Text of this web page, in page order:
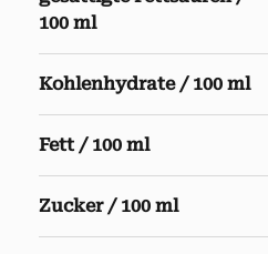
100 ml
Kohlenhydrate / 100 ml
Fett / 100 ml
Zucker / 100 ml